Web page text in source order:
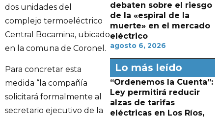
dos unidades del
complejo termoeléctrico
Central Bocamina, ubicado
en la comuna de Coronel.
Para concretar esta
medida “la compañía
solicitará formalmente al
secretario ejecutivo de la
debaten sobre el riesgo
de la «espiral de la
muerte» en el mercado
eléctrico
agosto 6, 2026
Lo más leído
“Ordenemos la Cuenta”:
Ley permitirá reducir
alzas de tarifas
eléctricas en Los Ríos,